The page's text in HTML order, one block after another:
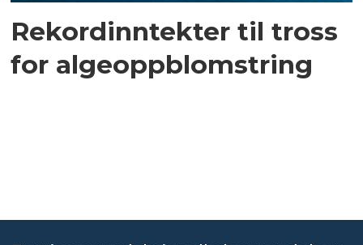
Rekordinntekter til tross
for algeoppblomstring